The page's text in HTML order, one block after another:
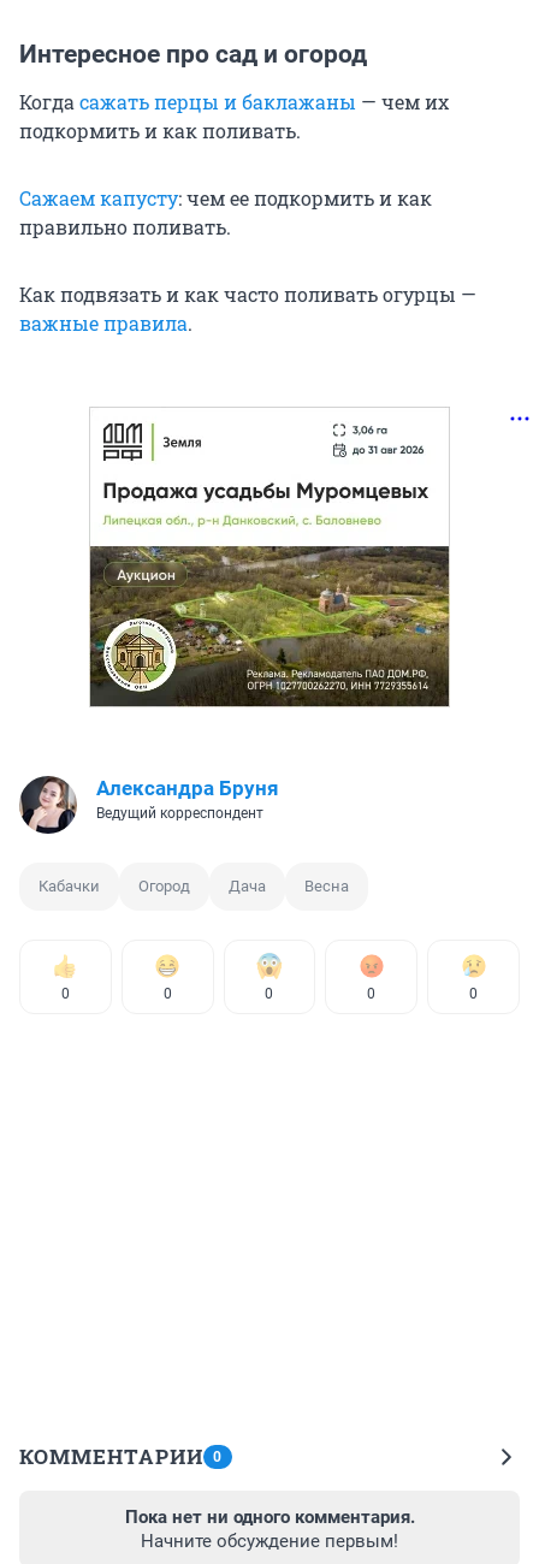
Интересное про сад и огород
Когда сажать перцы и баклажаны — чем их
подкормить и как поливать.
Сажаем капусту: чем ее подкормить и как
правильно поливать.
Как подвязать и как часто поливать огурцы —
важные правила.
Александра Бруня
Ведущий корреспондент
Кабачки Огород Дача Весна
0 0 0 0 0
КОММЕНТАРИИ 0
Пока нет ни одного комментария.
Начните обсуждение первым!